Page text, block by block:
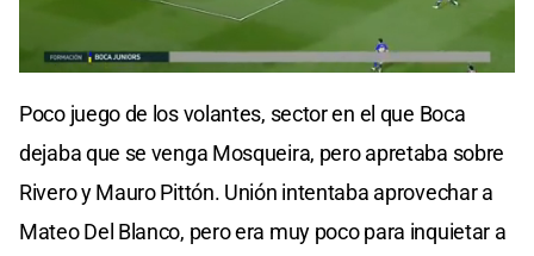
of
seconds
Poco juego de los volantes, sector en el que Boca
dejaba que se venga Mosqueira, pero apretaba sobre
Rivero y Mauro Pittón. Unión intentaba aprovechar a
Mateo Del Blanco, pero era muy poco para inquietar a